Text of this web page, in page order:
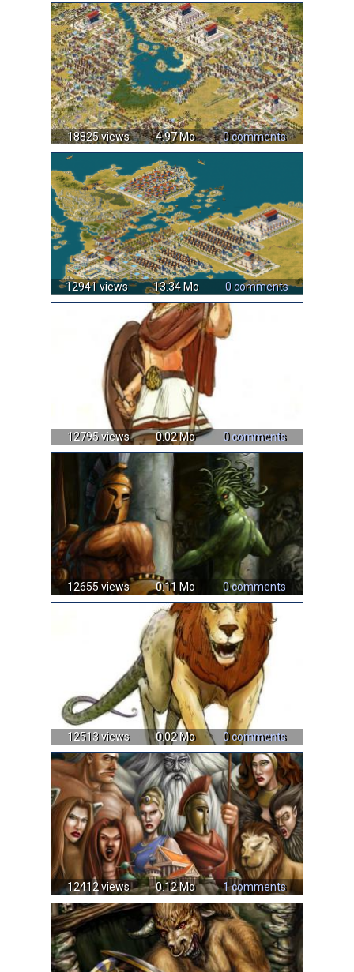
18825 views 4.97 Mo 0 comments
12941 views 13.34 Mo 0 comments
12795 views 0.02 Mo 0 comments
12655 views 0.11 Mo 0 comments
12513 views 0.02 Mo 0 comments
12412 views 0.12 Mo 1 comments